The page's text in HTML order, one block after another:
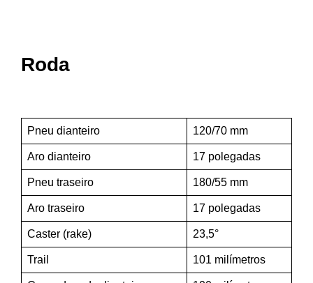
Roda
Pneu dianteiro 120/70 mm
Aro dianteiro 17 polegadas
Pneu traseiro 180/55 mm
Aro traseiro 17 polegadas
Caster (rake) 23,5°
Trail 101 milímetros